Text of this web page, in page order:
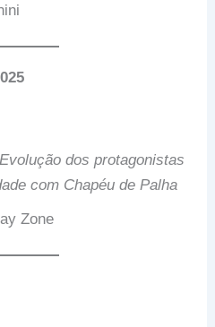
dos protagonistas
com Chapéu de Palha
Zone